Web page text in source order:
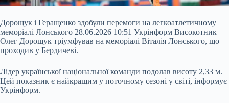
Дорощук і Геращенко здобули перемоги на легкоатлетичному
меморіалі Лонського 28.06.2026 10:51 Укрінформ Високотник
Олег Дорощук тріумфував на меморіалі Віталія Лонського, що
проходив у Бердичеві.
Лідер української національної команди подолав висоту 2,33 м.
Цей показник є найкращим у поточному сезоні у світі, інформує
Укрінформ.